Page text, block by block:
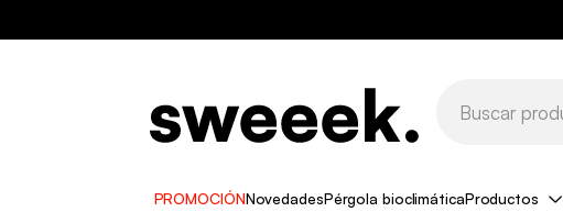
PROMOCIÓNNovedadesPérgola bioclimáticaProductos